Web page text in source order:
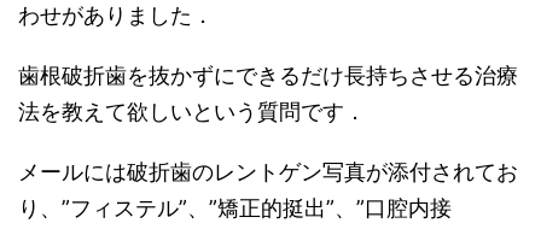
わせがありました．
歯根破折歯を抜かずにできるだけ長持ちさせる治療
法を教えて欲しいという質問です．
メールには破折歯のレントゲン写真が添付されてお
り、”フィステル”、”矯正的挺出”、”口腔内接